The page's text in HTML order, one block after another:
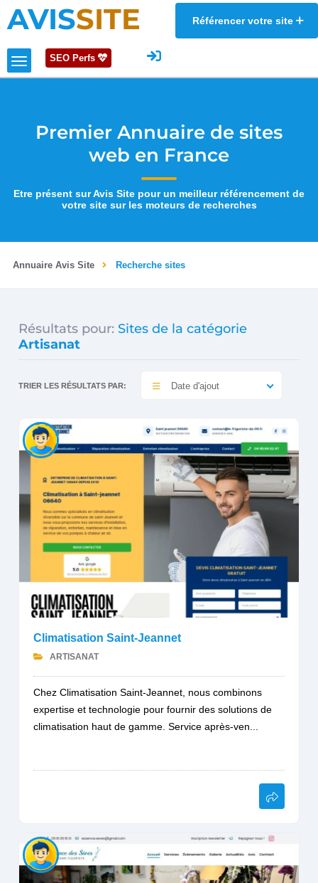
AVISSITE Référencer votre site
SEO Perfs
Premier Annuaire de sites
web en France
Etre présent sur Avis Site pour un meilleur référencement de
votre site sur les moteurs de recherches
Annuaire Avis Site Recherche sites
Résultats pour: Sites de la catégorie
Artisanat
TRIER LES RÉSULTATS PAR: Date d'ajout
Climatisation Saint-Jeannet
ARTISANAT
Chez Climatisation Saint-Jeannet, nous combinons
expertise et technologie pour fournir des solutions de
climatisation haut de gamme. Service après-ven...